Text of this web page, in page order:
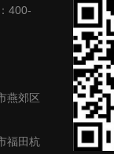
400-
燕郊区
福田杭